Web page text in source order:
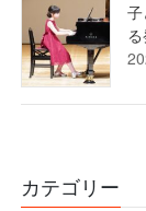
カテゴリー